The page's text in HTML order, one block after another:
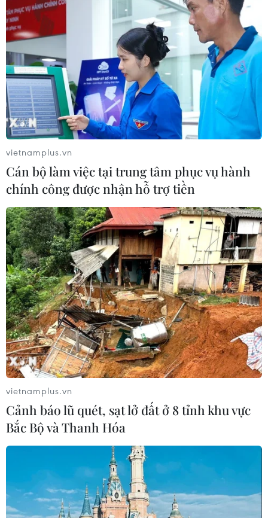
Đồng chí Vũ Việt Trang, Tổng Giám đốc Thông tấn xã Việt Nam,
Phó Trưởng ban Tuyên giáo và Dân vận Trung ương tham gia
giao lưu tại buổi lễ. (Ảnh: Phạm Kiên/TTXVN)
Các đại biểu tham dự buổi lễ. (Ảnh: Phạm Kiên/TTXVN)
vietnamplus.vn
Cán bộ làm việc tại trung tâm phục vụ hành
chính công được nhận hỗ trợ tiền
vietnamplus.vn
Cảnh báo lũ quét, sạt lở đất ở 8 tỉnh khu vực
Bắc Bộ và Thanh Hóa